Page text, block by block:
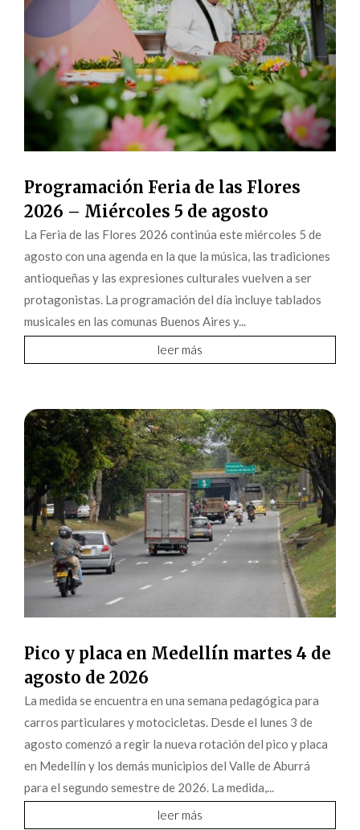
Programación Feria de las Flores
2026 – Miércoles 5 de agosto
La Feria de las Flores 2026 continúa este miércoles 5 de
agosto con una agenda en la que la música, las tradiciones
antioqueñas y las expresiones culturales vuelven a ser
protagonistas. La programación del día incluye tablados
musicales en las comunas Buenos Aires y...
leer más
Pico y placa en Medellín martes 4 de
agosto de 2026
La medida se encuentra en una semana pedagógica para
carros particulares y motocicletas. Desde el lunes 3 de
agosto comenzó a regir la nueva rotación del pico y placa
en Medellín y los demás municipios del Valle de Aburrá
para el segundo semestre de 2026. La medida,...
leer más